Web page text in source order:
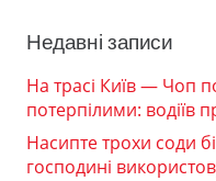
Недавні записи
На трасі Київ — Чоп
потерпілими: водіїв
Насипте трохи соди
господині